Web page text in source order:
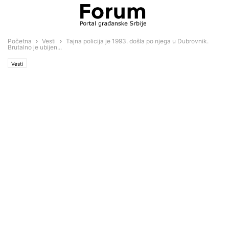
Početna Vesti
Tajna policija je 1993. došla po njega u Dubrovnik.
Brutalno je ubijen...
Vesti